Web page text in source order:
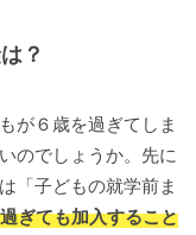
？
が６歳を過ぎてしま
のでしょうか。先に
「子どもの就学前ま
ぎても加入すること